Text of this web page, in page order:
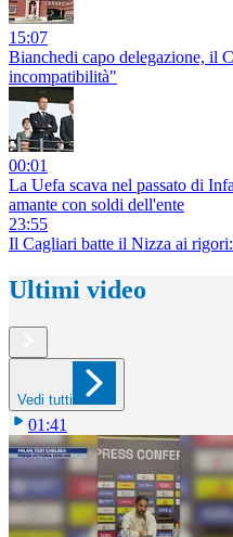
15:07
Bianchedi capo delegazione, il
incompatibilità"
00:01
La Uefa scava nel passato di
amante con soldi dell'ente
23:55
Il Cagliari batte il Nizza ai
Ultimi video
Vedi tutti
01:41